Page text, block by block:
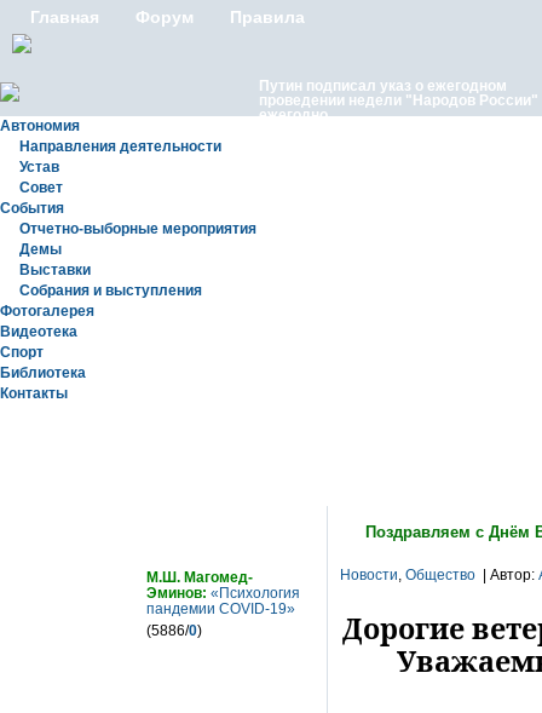
Главная Форум Правила
Автономия
Направления деятельности
Устав
Совет
События
Отчетно-выборные мероприятия
Демы
Выставки
Собрания и выступления
Фотогалерея
Видеотека
Спорт
Библиотека
Контакты
Путин подписал указ о ежегодном
проведении недели "Народов России"
ежегодно
Поздравляем с Днём
Новости, Общество | Автор:
Дорогие
М.Ш. Магомед-
Эминов: «Психология
пандемии COVID-19»
(5886/0)